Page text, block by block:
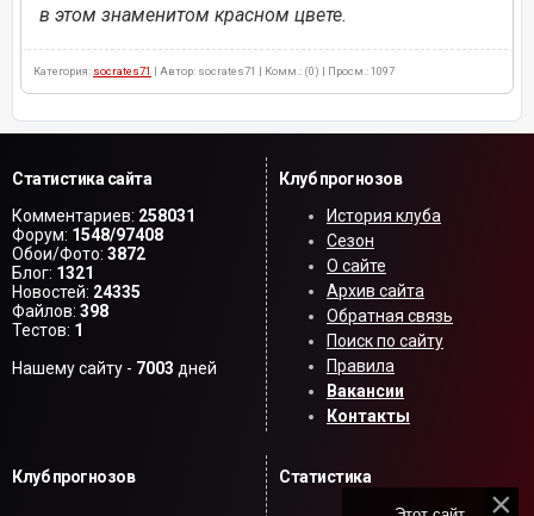
в этом знаменитом красном цвете.
Категория: socrates71 | Автор: socrates71 | Комм.: (0) | Просм.: 1097
Статистика сайта
Комментариев: 258031
Форум: 1548/97408
Обои/Фото: 3872
Блог: 1321
Новостей: 24335
Файлов: 398
Тестов: 1
Нашему сайту - 7003 дней
Клуб прогнозов
История клуба
Сезон
О сайте
Архив сайта
Обратная связь
Поиск по сайту
Правила
Вакансии
Контакты
Клуб прогнозов Статистика